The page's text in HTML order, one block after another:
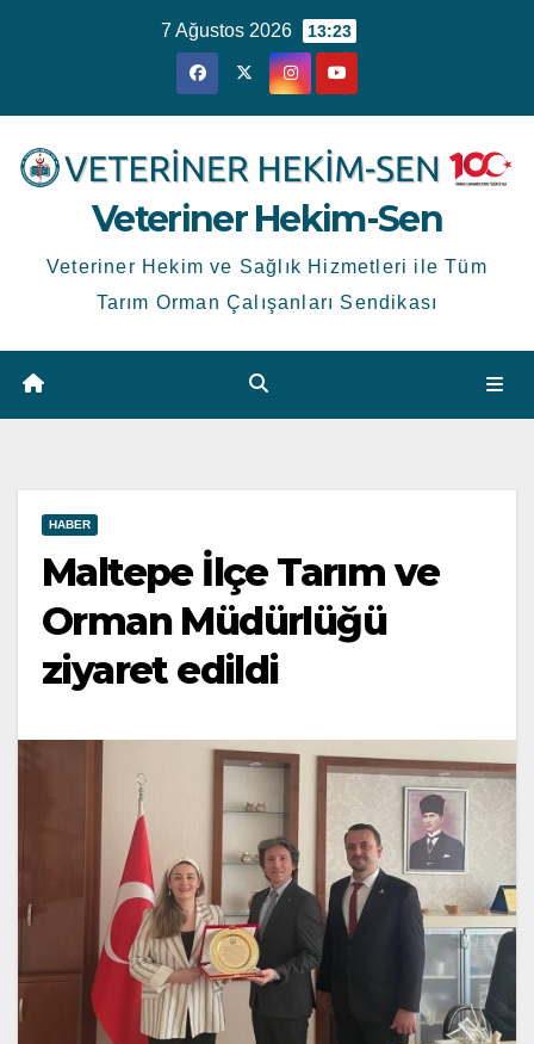
7 Ağustos 2026 13:23
Veteriner Hekim-Sen
Veteriner Hekim ve Sağlık Hizmetleri ile Tüm
Tarım Orman Çalışanları Sendikası
HABER
Maltepe İlçe Tarım ve
Orman Müdürlüğü
ziyaret edildi